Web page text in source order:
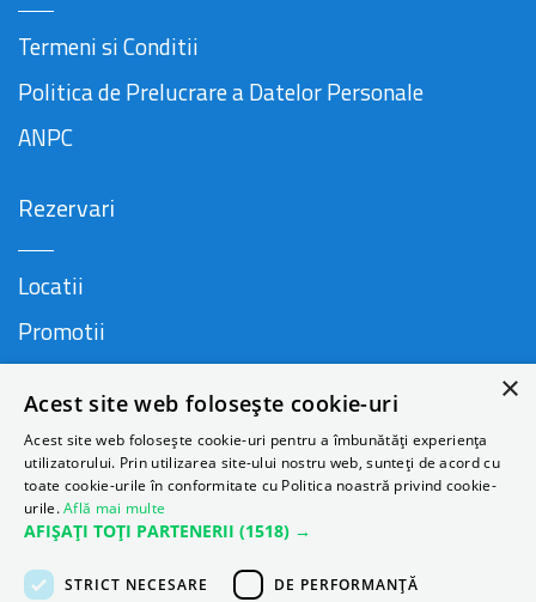
Termeni si Conditii
Politica de Prelucrare a Datelor Personale
ANPC
Rezervari
Locatii
Promotii
Companie
Contact
Despre Autonom
×
Acest site web folosește cookie-uri
Acest site web folosește cookie-uri pentru a îmbunătăți experiența
utilizatorului. Prin utilizarea site-ului nostru web, sunteți de acord cu
toate cookie-urile în conformitate cu Politica noastră privind cookie-
urile.Află mai multe
AFIȘAȚI TOȚI PARTENERII (1518) →
STRICT NECESARE DE PERFORMANȚĂ